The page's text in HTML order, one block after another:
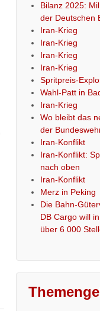
Bilanz 2025:
der Deutschen
Iran-Krieg
Iran-Krieg
Iran-Krieg
Iran-Krieg
Spritpreis-
Wahl-Patt in
Iran-Krieg
Wo bleibt das
der
Iran-Konflikt
Iran-Konflikt:
nach oben
Iran-Konflikt
Merz in Peking
Die Bahn-
DB Cargo will
über 6 000